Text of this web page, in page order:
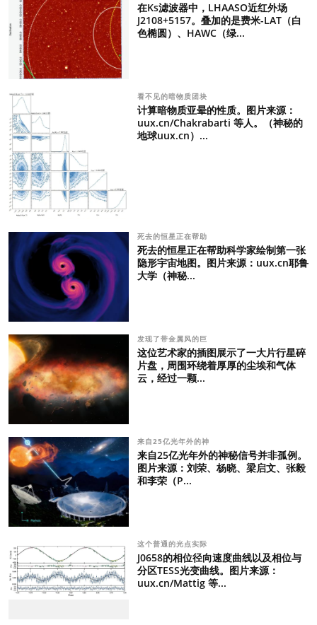
在Ks滤波器中，LHAASO近红外场
J2108+5157。叠加的是费米-LAT（白
色椭圆）、HAWC（绿...
看不见的暗物质团块
计算暗物质亚晕的性质。图片来源：
uux.cn/Chakrabarti 等人。（神秘的
地球uux.cn）...
死去的恒星正在帮助
死去的恒星正在帮助科学家绘制第一张
隐形宇宙地图。图片来源：uux.cn耶鲁
大学（神秘...
发现了带金属风的巨
这位艺术家的插图展示了一大片行星碎
片盘，周围环绕着厚厚的尘埃和气体
云，经过一颗...
来自25亿光年外的神
来自25亿光年外的神秘信号并非孤例。
图片来源：刘荣、杨晓、梁启文、张毅
和李荣（P...
这个普通的光点实际
J0658的相位径向速度曲线以及相位与
分区TESS光变曲线。图片来源：
uux.cn/Mattig 等...